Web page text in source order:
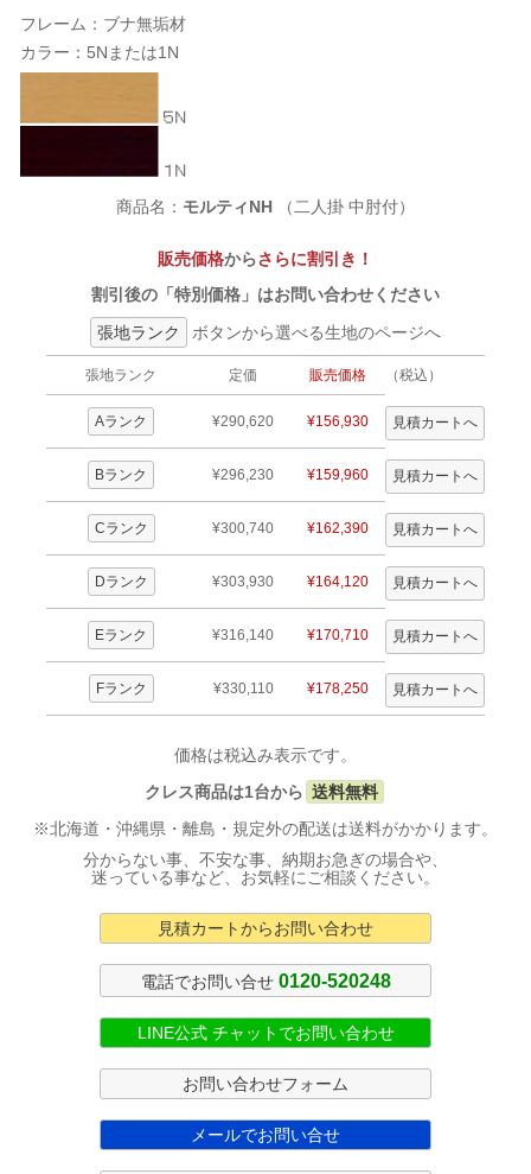
フレーム：ブナ無垢材
カラー：5Nまたは1N
商品名： モルティNH （二人掛 中肘付）
販売価格からさらに割引き！
割引後の「特別価格」はお問い合わせください
張地ランク
ボタンから選べる生地のページへ
張地ランク 定価 販売価格 （税込）
Aランク ¥290,620 ¥156,930
Bランク ¥296,230 ¥159,960
Cランク ¥300,740 ¥162,390
Dランク ¥303,930 ¥164,120
Eランク ¥316,140 ¥170,710
Fランク ¥330,110 ¥178,250
価格は税込み表示です。
クレス商品は1台から 送料無料
※北海道・沖縄県・離島・規定外の配送は送料がかかります。
分からない事、不安な事、納期お急ぎの場合や、
迷っている事など、お気軽にご相談ください。
見積カートからお問い合わせ
電話でお問い合せ 0120-520248
LINE公式 チャットでお問い合わせ
お問い合わせフォーム
メールでお問い合せ